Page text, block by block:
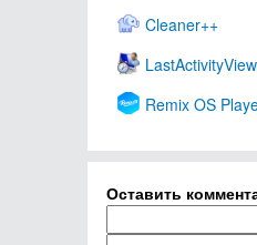
Cleaner++
LastActivityView
Remix OS
Оставить